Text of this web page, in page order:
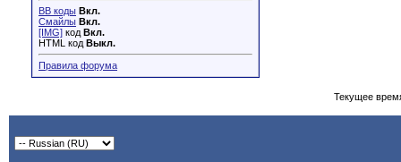
BB коды Вкл.
Смайлы Вкл.
[IMG] код Вкл.
HTML код Выкл.
Правила форума
Текущее